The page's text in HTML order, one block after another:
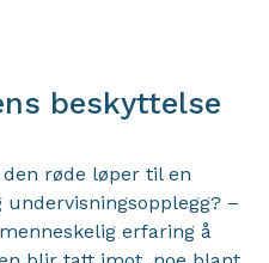
beskyttelse
røde løper til en
undervisningsopplegg? –
erfaring å